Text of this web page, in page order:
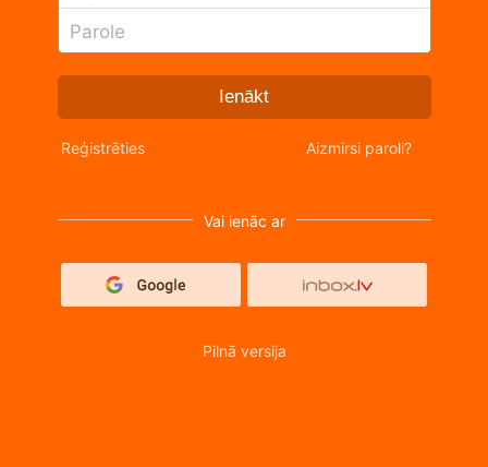
Parole
Ienākt
Reģistrēties Aizmirsi paroli?
Vai ienāc ar
Pilnā versija